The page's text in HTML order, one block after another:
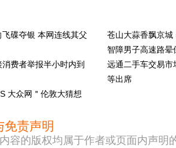
碟夺银 本网连线其父
苍山大蒜香飘京
智障男子高速路
费者举报半小时内到
远通二手车交易
等出席
大众网＂伦敦大猜想
免责声明
容的版权均属于作者或页面内声明